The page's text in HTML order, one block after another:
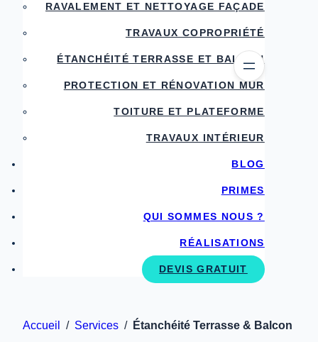
RAVALEMENT ET NETTOYAGE FAÇADE
TRAVAUX COPROPRIÉTÉ
ÉTANCHÉITÉ TERRASSE ET BALCON
PROTECTION ET RÉNOVATION MUR
TOITURE ET PLATEFORME
TRAVAUX INTÉRIEUR
BLOG
PRIMES
QUI SOMMES NOUS ?
RÉALISATIONS
DEVIS GRATUIT
Accueil / Services / Étanchéité Terrasse & Balcon